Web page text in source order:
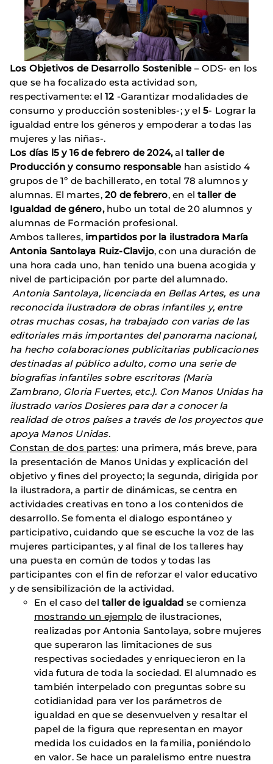
Los Objetivos de Desarrollo Sostenible– ODS- en los
que se ha focalizado esta actividad son,
respectivamente: el 12 -Garantizar modalidades de
consumo y producción sostenibles-; y el5- Lograr la
igualdad entre los géneros y empoderar a todas las
mujeres y las niñas-.
Los días l5 y 16 de febrero de 2024,altaller de
Producción y consumo responsable han asistido 4
grupos de 1º de bachillerato, en total 78 alumnos y
alumnas. El martes, 20 de febrero, en eltaller de
Igualdad de género, hubo un total de 20 alumnos y
alumnas de Formación profesional.
Ambos talleres, impartidos por la ilustradora María
Antonia Santolaya Ruiz-Clavijo, con una duración de
una hora cada uno, han tenido una buena acogida y
nivel de participación por parte del alumnado.
Antonia Santolaya, licenciada en Bellas Artes, es una
reconocida ilustradora de obras infantiles y, entre
otras muchas cosas, ha trabajado con varias de las
editoriales más importantes del panorama nacional,
ha hecho colaboraciones publicitarias publicaciones
destinadas al público adulto, como una serie de
biografías infantiles sobre escritoras (María
Zambrano, Gloria Fuertes, etc.). Con Manos Unidas ha
ilustrado varios Dosieres para dar a conocer la
realidad de otros países a través de los proyectos que
apoya Manos Unidas.
Constan de dos partes: una primera, más breve, para
la presentación de Manos Unidas y explicación del
objetivo y fines del proyecto; la segunda, dirigida por
la ilustradora, a partir de dinámicas, se centra en
actividades creativas en tono a los contenidos de
desarrollo. Se fomenta el dialogo espontáneo y
participativo, cuidando que se escuche la voz de las
mujeres participantes, y al final de los talleres hay
una puesta en común de todos y todas las
participantes con el fin de reforzar el valor educativo
y de sensibilización de la actividad.
En el caso del taller de igualdad se comienza
mostrando un ejemplo de ilustraciones,
realizadas por Antonia Santolaya, sobre mujeres
que superaron las limitaciones de sus
respectivas sociedades y enriquecieron en la
vida futura de toda la sociedad. El alumnado es
también interpelado con preguntas sobre su
cotidianidad para ver los parámetros de
igualdad en que se desenvuelven y resaltar el
papel de la figura que representan en mayor
medida los cuidados en la familia, poniéndolo
en valor. Se hace un paralelismo entre nuestra